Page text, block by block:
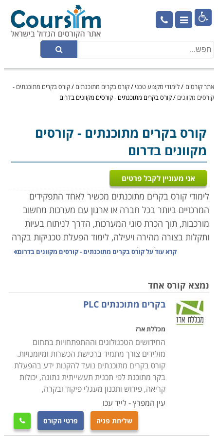

אתר קורסים /לימודי מקצוע טכני /קורס בקרים מתוכנתים /קורס בקרים מתוכנתים -
קורסים מקוונים /קורס בקרים מתוכנתים - קורסים מקוונים בדרום
קורס בקרים מתוכנתים - קורסים
מקוונים בדרום
אני מעוניין לקבל פרטים
לימודי קורס בקרים מתוכנתים מכשיר לאחד התפקידים
המרכזיים ביותר בכל חברה או ארגון עם מערכות מחשוב
מורכבות, תוך הכרת סוגי המערכות, הדרך לניתוח בעיות
ותקלות בצורה מהירה ויעילה, לימוד הפעלת טכניקות בקרה
שונות ופיקוח על האלמנטים הרבים המרכיבים את המערכת
תהליך בקרה נעשו בעבר באופן ידני, ברמת דיוק פחותה
ותגובה איטית, אשר הקשו על הצורך בשמירת ערכים
קבועים של משתנים כגון לחץ, חום, זרימה, או לחות.
ההתפתחויות הטכנולוגיות הביאו לפיתוח תחום הנדסת
המכשור והבקרה. תחום זה עוסק בתכנון ויישום מערכות
ממוחשבות לבקרת משתנים כמו ספיקה, טמפרטורה, תנאי
אקלים, בקרת נוזלים, מערכות הנעה, משקל, אנרגיה
ורובוטיקה, איסוף נתונים ומעקב אחרי פעילות המערכת
המכשור והבקרה משמשים כיום בתפקיד מרכזי במפעלים
קרא עוד עלקורס בקרים מתוכנתים - קורסים מקוונים בדרום
נמצא קורס אחד
בקרים מתוכנתים PLC
מכללת ארז
החידושים הטכנולוגים וההתפתחויות בתחום
מולידים צורך מתמיד ברכישת הכשרות ומיומנויות.
קורס בקרים מתוכנתים נועד להקנות ידע בהפעלת
בקר מתוכנת לפי תכנית תעשייתית נתונה, יכולות
קריאה, פירוש ותכנון מעגלי פיקוד ובקרה,
עין המפרץ - לייד עכו
שליחת פניה פרטי הקורס 